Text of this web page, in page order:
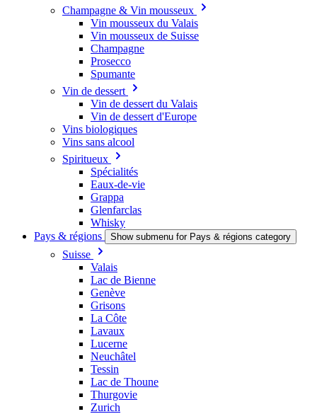
Champagne & Vin mousseux
Vin mousseux du Valais
Vin mousseux de Suisse
Champagne
Prosecco
Spumante
Vin de dessert
Vin de dessert du Valais
Vin de dessert d'Europe
Vins biologiques
Vins sans alcool
Spiritueux
Spécialités
Eaux-de-vie
Grappa
Glenfarclas
Whisky
Pays & régions
Show submenu for Pays & régions category
Suisse
Valais
Lac de Bienne
Genève
Grisons
La Côte
Lavaux
Lucerne
Neuchâtel
Tessin
Lac de Thoune
Thurgovie
Zurich